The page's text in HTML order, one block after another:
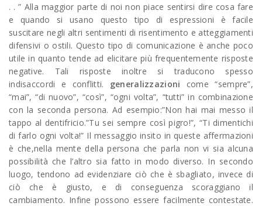
. . ” Alla maggior parte di noi non piace sentirsi dire cosa fare
e quando si usano questo tipo di espressioni è facile
suscitare negli altri sentimenti di risentimento e atteggiamenti
difensivi o ostili. Questo tipo di comunicazione è anche poco
utile in quanto tende ad elicitare più frequentemente risposte
negative. Tali risposte inoltre si traducono spesso
indisaccordi e conflitti. generalizzazioni come “sempre”,
“mai”, “di nuovo”, “così”, “ogni volta”, “tutti” in combinazione
con la seconda persona. Ad esempio:”Non hai mai messo il
tappo al dentifricio.”Tu sei sempre così pigro!”, “Ti dimentichi
di farlo ogni volta!” Il messaggio insito in queste affermazioni
è che,nella mente della persona che parla non vi sia alcuna
possibilità che l’altro sia fatto in modo diverso. In secondo
luogo, tendono ad evidenziare ciò che è sbagliato, invece di
ciò che è giusto, e di conseguenza scoraggiano il
cambiamento. Infine possono essere facilmente contestate.